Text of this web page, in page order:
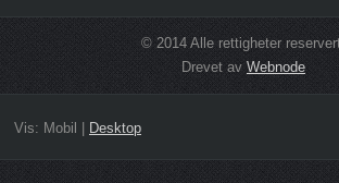
© 2014 Alle rettigheter
Drevet av Webnode
Vis: Mobil Desktop